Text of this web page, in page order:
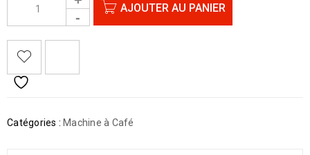
AJOUTER AU PANIER
Catégories : Machine à Café